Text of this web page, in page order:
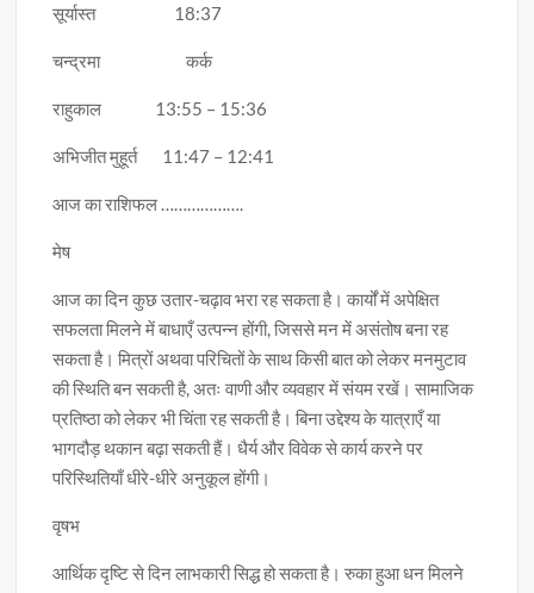
सूर्यास्त 18:37
चन्द्रमा कर्क
राहुकाल 13:55 – 15:36
अभिजीत मुहूर्त 11:47 – 12:41
आज का राशिफल ……………….
मेष
आज का दिन कुछ उतार-चढ़ाव भरा रह सकता है। कार्यों में अपेक्षित
सफलता मिलने में बाधाएँ उत्पन्न होंगी, जिससे मन में असंतोष बना रह
सकता है। मित्रों अथवा परिचितों के साथ किसी बात को लेकर मनमुटाव
की स्थिति बन सकती है, अतः वाणी और व्यवहार में संयम रखें। सामाजिक
प्रतिष्ठा को लेकर भी चिंता रह सकती है। बिना उद्देश्य के यात्राएँ या
भागदौड़ थकान बढ़ा सकती हैं। धैर्य और विवेक से कार्य करने पर
परिस्थितियाँ धीरे-धीरे अनुकूल होंगी।
वृषभ
आर्थिक दृष्टि से दिन लाभकारी सिद्ध हो सकता है। रुका हुआ धन मिलने